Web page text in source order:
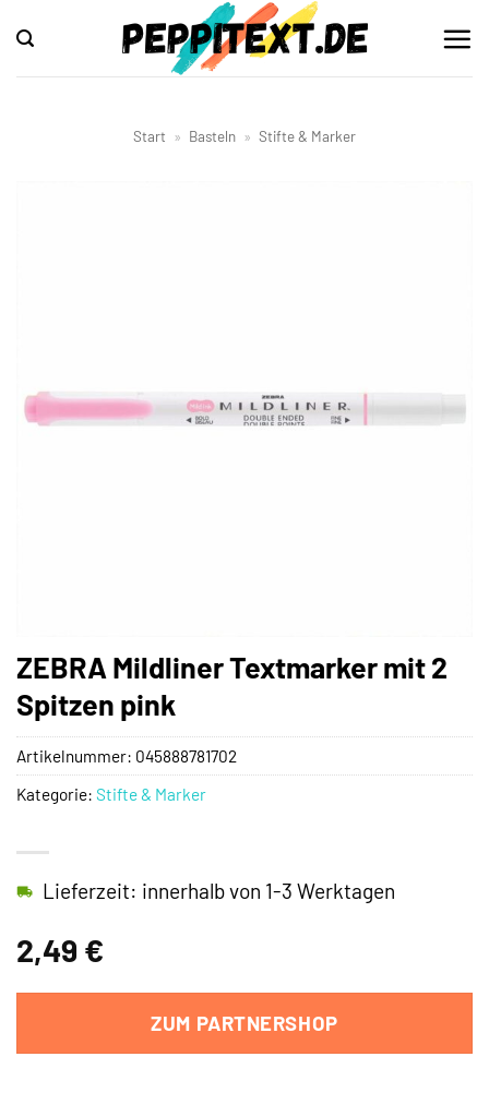
Inhalt
springen
Start » Basteln » Stifte & Marker
ZEBRA Mildliner Textmarker mit 2
Spitzen pink
2,49 €
Lieferzeit: innerhalb von 1-3 Werktagen
ZUM PARTNERSHOP
Artikelnummer: 045888781702
Kategorie: Stifte & Marker